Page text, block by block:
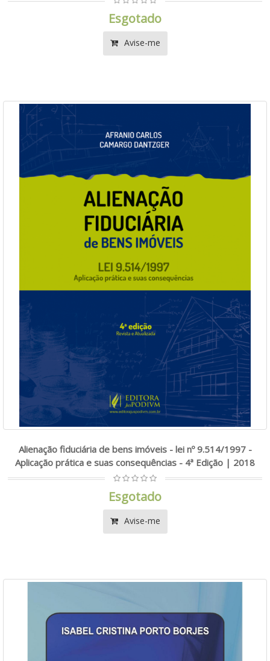
Esgotado
Avise-me
Alienação fiduciária de bens imóveis - lei nº 9.514/1997 -
Aplicação prática e suas consequências - 4ª Edição | 2018
Esgotado
Avise-me